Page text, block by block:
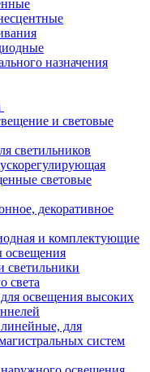
назначения
и световые
светильников
световые
декоративное
и комплектующие
светильники
света
освещения высоких
для
систем